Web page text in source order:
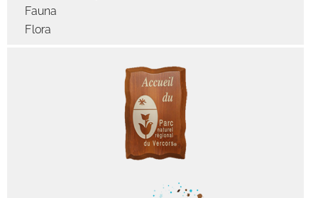
Fauna
Flora